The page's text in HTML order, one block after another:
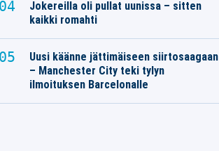
Jokereilla oli pullat uunissa – sitten
kaikki romahti
Uusi käänne jättimäiseen siirtosaagaan
– Manchester City teki tylyn
ilmoituksen Barcelonalle